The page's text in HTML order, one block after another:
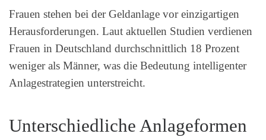
Frauen stehen bei der Geldanlage vor einzigartigen
Herausforderungen. Laut aktuellen Studien verdienen
Frauen in Deutschland durchschnittlich 18 Prozent
weniger als Männer, was die Bedeutung intelligenter
Anlagestrategien unterstreicht.
Unterschiedliche Anlageformen